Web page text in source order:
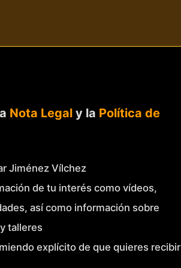
Nota Legaly la Política de
Jiménez Vílchez
de tu interés como vídeos,
así como información sobre
talleres
explícito de que quieres recibir